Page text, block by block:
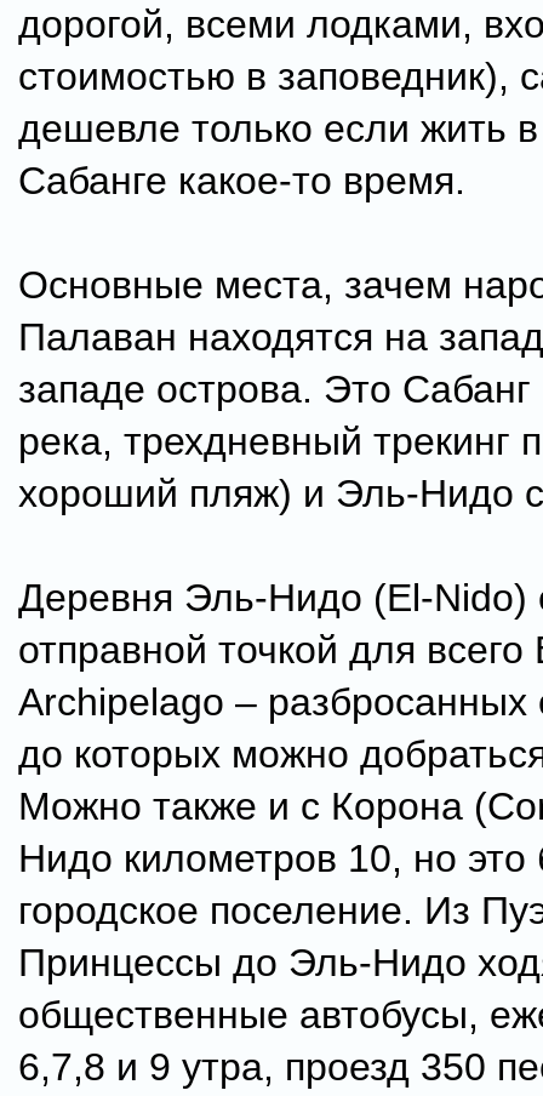
дорогой, всеми лодками,
стоимостью в заповедник),
дешевле только если жить
Сабанге какое-то время.
Основные места, зачем
Палаван находятся на
западе острова. Это
река, трехдневный трекинг
хороший пляж) и Эль-Нидо
Деревня Эль-Нидо (El-Nido)
отправной точкой для всего
Archipelago – разбросанных
до которых можно
Можно также и с Корона
Нидо километров 10, но это
городское поселение. Из
Принцессы до Эль-Нидо
общественные автобусы,
6,7,8 и 9 утра, проезд 350